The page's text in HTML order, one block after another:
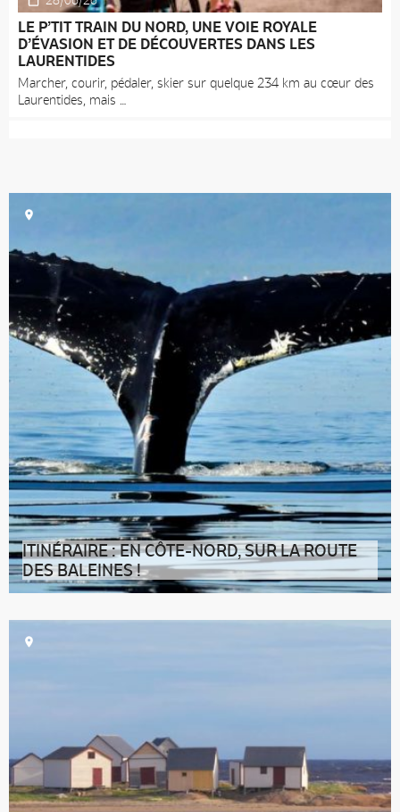
LE P’TIT TRAIN DU NORD, UNE VOIE ROYALE
D’ÉVASION ET DE DÉCOUVERTES DANS LES
LAURENTIDES
Marcher, courir, pédaler, skier sur quelque 234 km au cœur des
Laurentides, mais
ITINÉRAIRE : EN CÔTE-NORD, SUR LA ROUTE
DES BALEINES !
La destination C’est comme si le Québec des grands